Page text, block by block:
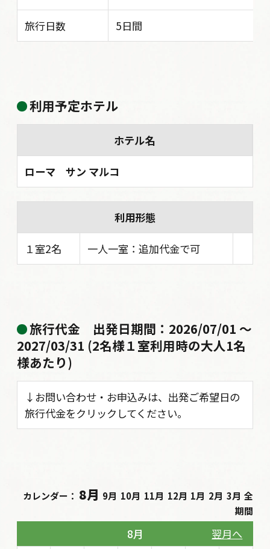
旅行日数 5日間
利用予定ホテル
ホテル名
ローマ サン マルコ
利用形態
１室2名 一人一室：追加代金で可
旅行代金 出発日期間：2026/07/01 〜
2027/03/31 (2名様１室利用時の大人1名
様あたり)
↓お問い合わせ・お申込みは、出発ご希望日の
旅行代金をクリックしてください。
カレンダー： 8月 9月 10月 11月 12月 1月 2月 3月 全
期間
8月 翌月へ